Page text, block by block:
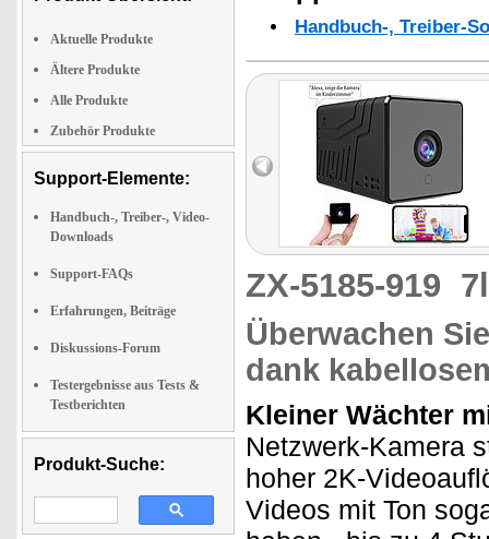
Aktuelle Produkte
Ältere Produkte
Alle Produkte
Zubehör Produkte
Support-Elemente:
Handbuch-, Treiber-, Video-
Downloads
Support-FAQs
Erfahrungen, Beiträge
Diskussions-Forum
Testergebnisse aus Tests &
Testberichten
Produkt-Suche:
Handbuch-, Treiber-
ZX-5185-919
Überwachen
dank
Kleiner Wächter
Netzwerk-Kamera
hoher 2K-
Videos mit Ton